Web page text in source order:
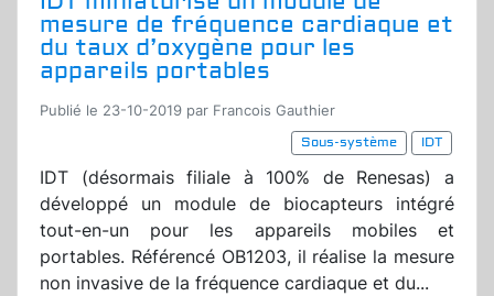
mesure de fréquence cardiaque et
du taux d’oxygène pour les
appareils portables
Publié le 23-10-2019 par Francois Gauthier
Sous-système
IDT
IDT (désormais filiale à 100% de Renesas) a
développé un module de biocapteurs intégré
tout-en-un pour les appareils mobiles et
portables. Référencé OB1203, il réalise la mesure
non invasive de la fréquence cardiaque et du...